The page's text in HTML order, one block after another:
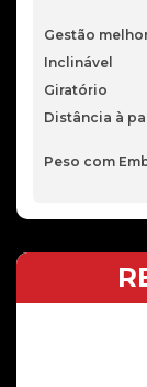
Gestão
Inclinável
Giratório
Distância à
Peso com